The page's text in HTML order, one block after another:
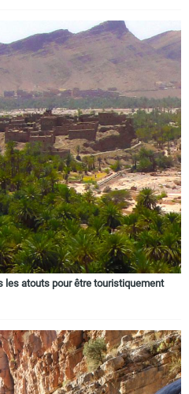
les atouts pour être touristiquement